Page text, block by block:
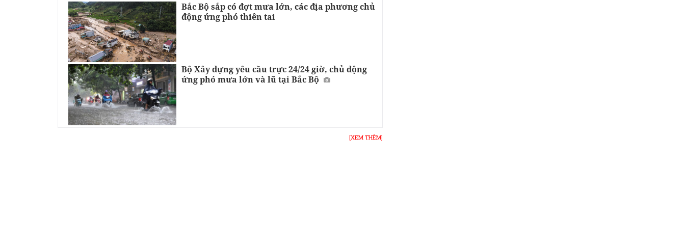
Bắc Bộ sắp có đợt mưa lớn, các địa phương chủ
động ứng phó thiên tai
Bộ Xây dựng yêu cầu trực 24/24 giờ, chủ động
ứng phó mưa lớn và lũ tại Bắc Bộ
[XEM THÊM]